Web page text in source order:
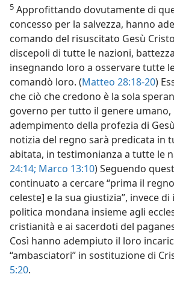
5 Approfittando dovutamente di
concesso per la salvezza, hanno
comando del risuscitato Gesù
discepoli di tutte le nazioni,
insegnando loro a osservare tutte
comandò loro. (Matteo 28:18-20)
che ciò che credono è la sola
governo per tutto il genere umano,
adempimento della profezia di
notizia del regno sarà predicata in
abitata, in testimonianza a tutte le
24:14; Marco 13:10) Seguendo
continuato a cercare “prima il
celeste] e la sua giustizia”, invece
politica mondana insieme agli
cristianità e ai sacerdoti del
Così hanno adempiuto il loro
“ambasciatori” in sostituzione di
5:20.